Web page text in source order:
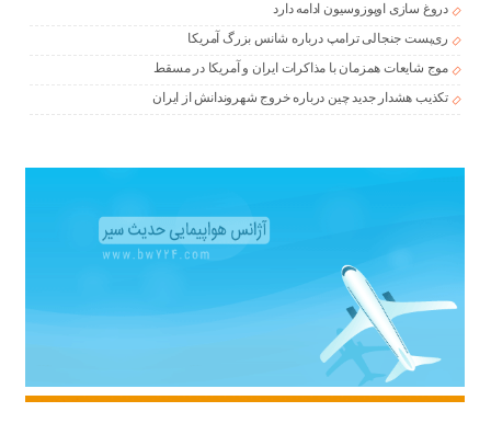
دروغ سازی اوپوزوسیون ادامه دارد
ری‌پست جنجالی ترامپ درباره شانس بزرگ آمریکا
موج شایعات همزمان با مذاکرات ایران و آمریکا در مسقط
تکذیب هشدار جدید چین درباره خروج شهروندانش از ایران